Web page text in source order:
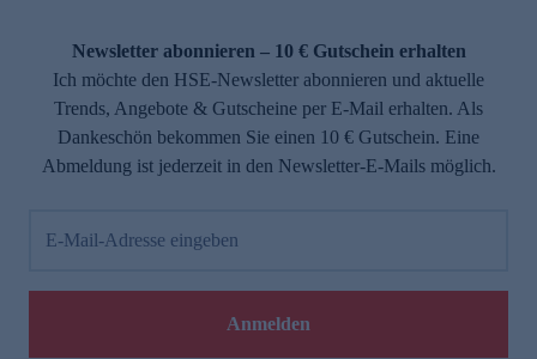
Newsletter abonnieren – 10 € Gutschein erhalten
Ich möchte den HSE-Newsletter abonnieren und aktuelle
Trends, Angebote & Gutscheine per E-Mail erhalten. Als
Dankeschön bekommen Sie einen 10 € Gutschein. Eine
Abmeldung ist jederzeit in den Newsletter-E-Mails möglich.
E-Mail-Adresse eingeben
Anmelden